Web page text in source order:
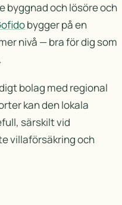
byggnad och lösöre och
bygger på en
nivå — bra för dig som
bolag med regional
kan den lokala
särskilt vid
villaförsäkring och